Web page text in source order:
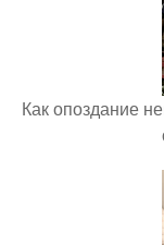
Как опоздание